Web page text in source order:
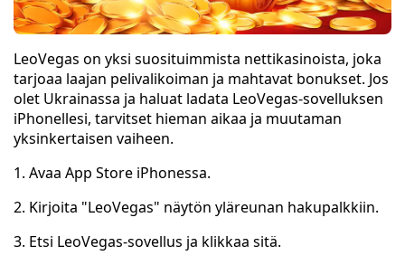
LeoVegas on yksi suosituimmista nettikasinoista, joka
tarjoaa laajan pelivalikoiman ja mahtavat bonukset. Jos
olet Ukrainassa ja haluat ladata LeoVegas-sovelluksen
iPhonellesi, tarvitset hieman aikaa ja muutaman
yksinkertaisen vaiheen.
1. Avaa App Store iPhonessa.
2. Kirjoita "LeoVegas" näytön yläreunan hakupalkkiin.
3. Etsi LeoVegas-sovellus ja klikkaa sitä.